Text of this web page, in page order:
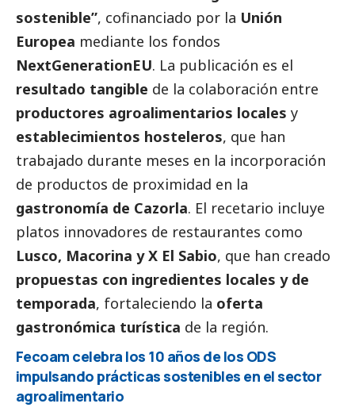
sostenible”, cofinanciado por la Unión
Europea mediante los fondos
NextGenerationEU. La publicación es el
resultado tangible de la colaboración entre
productores agroalimentarios locales y
establecimientos hosteleros, que han
trabajado durante meses en la incorporación
de productos de proximidad en la
gastronomía de Cazorla. El recetario incluye
platos innovadores de restaurantes como
Lusco, Macorina y X El Sabio, que han creado
propuestas con ingredientes locales y de
temporada, fortaleciendo la oferta
gastronómica turística de la región.
Fecoam celebra los 10 años de los ODS
impulsando prácticas sostenibles en el sector
agroalimentario